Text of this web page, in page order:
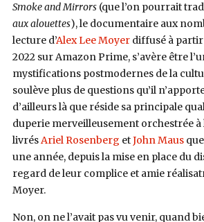
Smoke and Mirrors(que l’on pourrait
aux alouettes), le documentaire aux
lecture d’Alex Lee Moyerdiffusé à
2022 sur Amazon Prime, s’avère être
mystifications postmodernes de la
soulève plus de questions qu’il
d’ailleurs là que réside sa principale
duperie merveilleusement orchestrée à
livrésAriel Rosenberg etJohn Mausque
une année, depuis la mise en place du
regard de leur complice et amie
Moyer.
Non, on ne l’avait pas vu venir, quand